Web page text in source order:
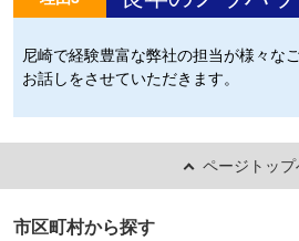
尼崎で経験豊富な弊社の担当が様々な
お話しをさせていただきます。
ページトップ
市区町村から探す